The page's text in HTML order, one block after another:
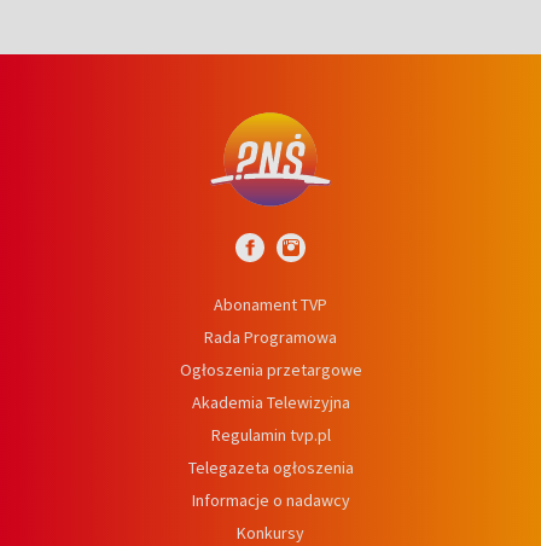
Abonament TVP
Rada Programowa
Ogłoszenia przetargowe
Akademia Telewizyjna
Regulamin tvp.pl
Telegazeta ogłoszenia
Informacje o nadawcy
Konkursy